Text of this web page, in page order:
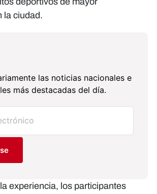
la ciudad.
las noticias nacionales e
más destacadas del día.
experiencia, los participantes